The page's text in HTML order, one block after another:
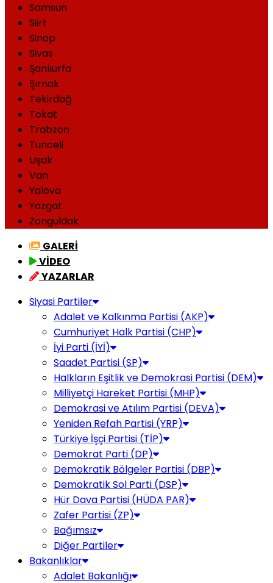
Samsun
Siirt
Sinop
Sivas
Şanlıurfa
Şırnak
Tekirdağ
Tokat
Trabzon
Tunceli
Uşak
Van
Yalova
Yozgat
Zonguldak
GALERİ
VİDEO
YAZARLAR
Siyasi Partiler
Adalet ve Kalkınma Partisi (AKP)
Cumhuriyet Halk Partisi (CHP)
İyi Parti (İYİ)
Saadet Partisi (SP)
Halkların Eşitlik ve Demokrasi Partisi (DEM)
Milliyetçi Hareket Partisi (MHP)
Demokrasi ve Atılım Partisi (DEVA)
Yeniden Refah Partisi (YRP)
Türkiye İşçi Partisi (TİP)
Demokrat Parti (DP)
Demokratik Bölgeler Partisi (DBP)
Demokratik Sol Parti (DSP)
Hür Dava Partisi (HÜDA PAR)
Zafer Partisi (ZP)
Bağımsız
Diğer Partiler
Bakanlıklar
Adalet Bakanlığı